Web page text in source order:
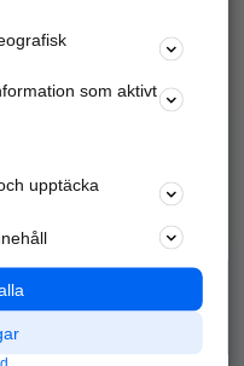
och annonsera mot
nära dig.
sökningar
som aktivt
upptäcka